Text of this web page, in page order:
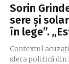
Sorin
sere și
în lege”.
Contextul
sfera politică din